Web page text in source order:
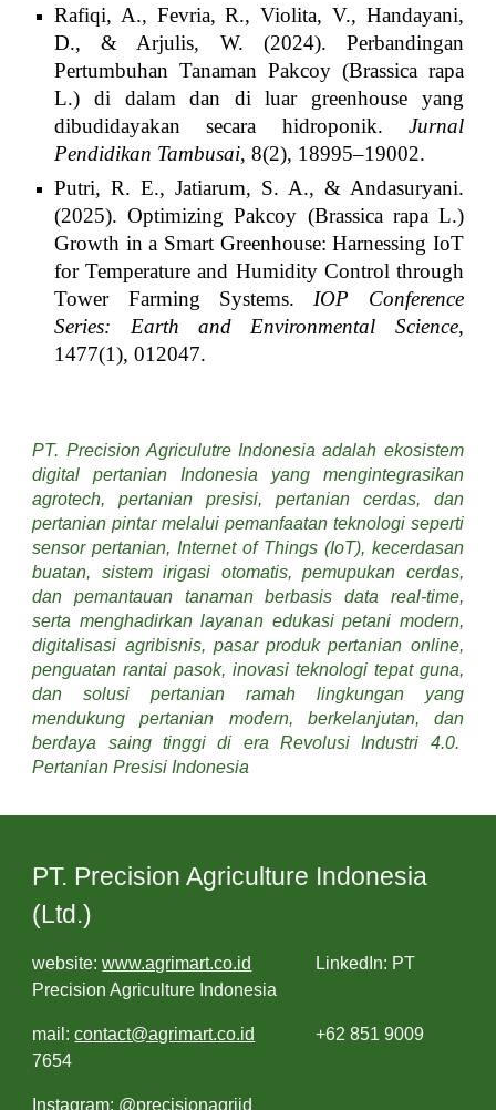
Rafiqi, A., Fevria, R., Violita, V., Handayani,
D., & Arjulis, W. (2024). Perbandingan
Pertumbuhan Tanaman Pakcoy (Brassica rapa
L.) di dalam dan di luar greenhouse yang
dibudidayakan secara hidroponik. Jurnal
Pendidikan Tambusai, 8(2), 18995–19002.
Putri, R. E., Jatiarum, S. A., & Andasuryani.
(2025). Optimizing Pakcoy (Brassica rapa L.)
Growth in a Smart Greenhouse: Harnessing IoT
for Temperature and Humidity Control through
Tower Farming Systems. IOP Conference
Series: Earth and Environmental Science,
1477(1), 012047.
PT. Precision Agriculutre Indonesia adalah ekosistem
digital pertanian Indonesia yang mengintegrasikan
agrotech, pertanian presisi, pertanian cerdas, dan
pertanian pintar melalui pemanfaatan teknologi seperti
sensor pertanian, Internet of Things (IoT), kecerdasan
buatan, sistem irigasi otomatis, pemupukan cerdas,
dan pemantauan tanaman berbasis data real-time,
serta menghadirkan layanan edukasi petani modern,
digitalisasi agribisnis, pasar produk pertanian online,
penguatan rantai pasok, inovasi teknologi tepat guna,
dan solusi pertanian ramah lingkungan yang
mendukung pertanian modern, berkelanjutan, dan
berdaya saing tinggi di era Revolusi Industri 4.0.
Pertanian Presisi Indonesia
PT. Precision Agriculture Indonesia
(Ltd.)
website:www.agrimart.co.id
LinkedIn: PT
Precision Agriculture Indonesia
mail:contact@agrimart.co.id
+62 851 9009
7654
Instagram: @precisionagriid